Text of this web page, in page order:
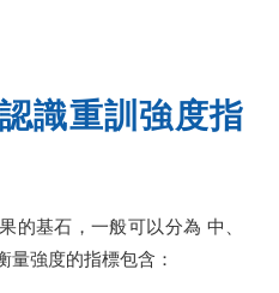
識重訓強度指
的基石，一般可以分為 中、
量強度的指標包含：